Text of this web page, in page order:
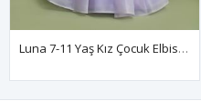
Luna 7-11 Yaş Kız Çocuk Elbise 30167 Lila